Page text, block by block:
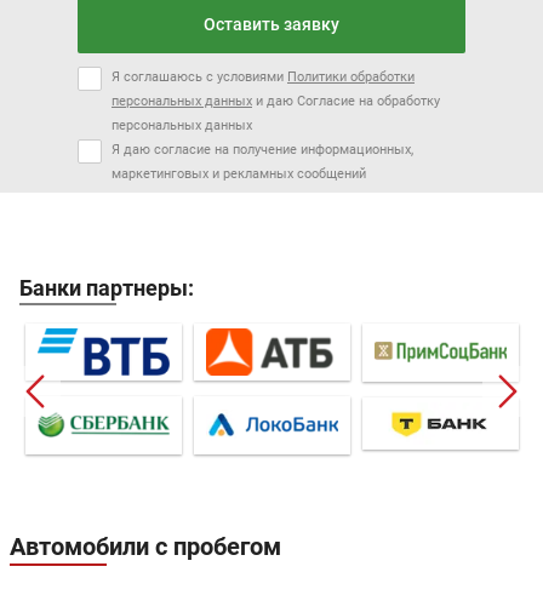
Оставить заявку
Я соглашаюсь с условиями Политики обработки
персональных данных и даю Согласие на обработку
персональных данных
Я даю согласие на получение информационных,
маркетинговых и рекламных сообщений
Банки партнеры:
Автомобили с пробегом